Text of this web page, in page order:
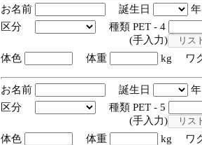
お名前 誕生日
区分
種類 PET - 4
(手入力)
体色
体重 kg ワ
お名前 誕生日
区分
種類 PET - 5
(手入力)
体色
体重 kg ワ